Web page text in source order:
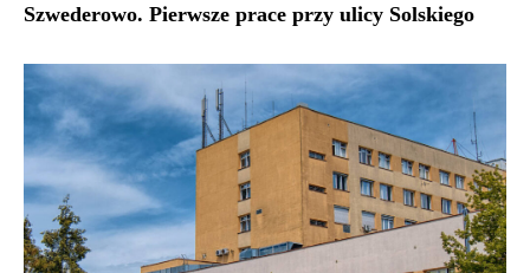
Szwederowo. Pierwsze prace przy ulicy Solskiego